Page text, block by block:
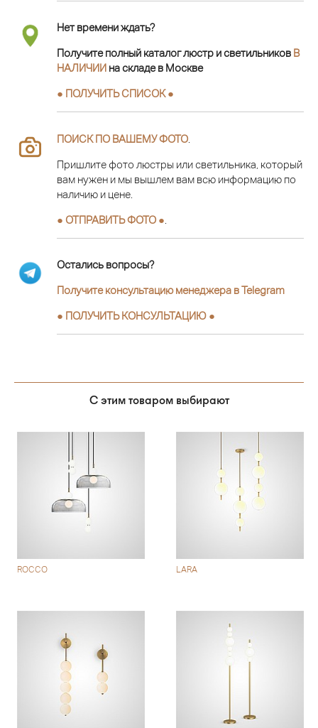
Нет времени ждать?
Получите полный каталог люстр и светильников В
НАЛИЧИИ на складе в Москве
● ПОЛУЧИТЬ СПИСОК ●
ПОИСК ПО ВАШЕМУ ФОТО
Пришлите фото люстры или светильника, который
вам нужен и мы вышлем вам всю информацию по
наличию и цене.
● ОТПРАВИТЬ ФОТО ●
Остались вопросы?
Получите консультацию менеджера в Telegram
● ПОЛУЧИТЬ КОНСУЛЬТАЦИЮ ●
С этим товаром выбирают
ROCCO LARA